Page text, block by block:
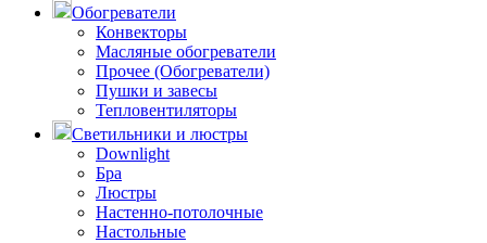
Обогреватели
Конвекторы
Масляные обогреватели
Прочее (Обогреватели)
Пушки и завесы
Тепловентиляторы
Светильники и люстры
Downlight
Бра
Люстры
Настенно-потолочные
Настольные